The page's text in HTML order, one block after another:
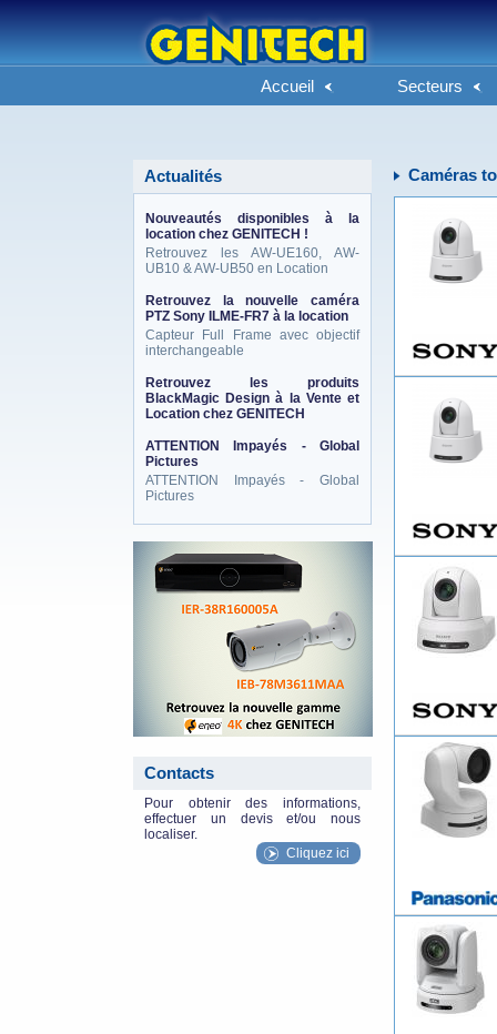
Accueil Secteurs
Actualités
Nouveautés disponibles à la
location chez GENITECH !
Retrouvez les AW-UE160, AW-
UB10 & AW-UB50 en Location
Retrouvez la nouvelle caméra
PTZ Sony ILME-FR7 à la location
Capteur Full Frame avec objectif
interchangeable
Retrouvez les produits
BlackMagic Design à la Vente et
Location chez GENITECH
ATTENTION Impayés - Global
Pictures
ATTENTION Impayés - Global
Pictures
Contacts
Pour obtenir des informations,
effectuer un devis et/ou nous
localiser.
Cliquez ici
Caméras